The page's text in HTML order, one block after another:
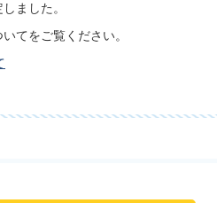
ました。
てをご覧ください。